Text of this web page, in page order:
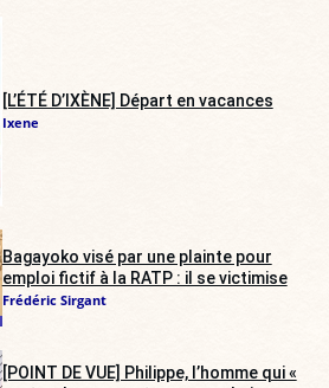
[L’ÉTÉ D’IXÈNE] Départ en vacances
Ixene
Bagayoko visé par une plainte pour
emploi fictif à la RATP : il se victimise
Frédéric Sirgant
[POINT DE VUE] Philippe, l’homme qui «